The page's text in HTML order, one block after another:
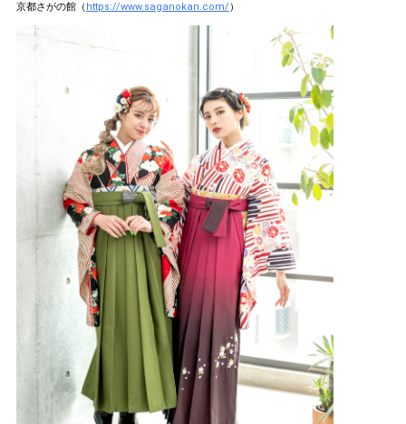
京都さがの館（ https://www.saganokan.com/）